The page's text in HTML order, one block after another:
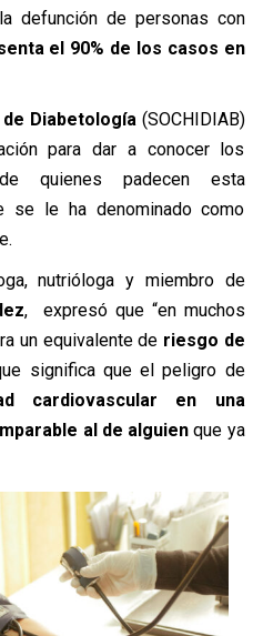
defunción de personas con
el 90% de los casos en
Diabetología (SOCHIDIAB)
para dar a conocer los
quienes padecen esta
se le ha denominado como
nutrióloga y miembro de
, expresó que “en muchos
un equivalente de riesgo de
significa que el peligro de
cardiovascular en una
al de alguien que ya